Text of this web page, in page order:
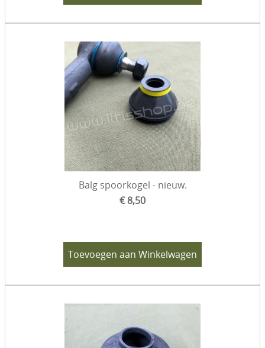
Balg spoorkogel - nieuw.
€ 8,50
Toevoegen aan Winkelwagen